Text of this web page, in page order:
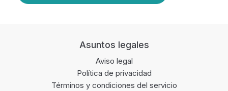
Asuntos legales
Aviso legal
Política de privacidad
Términos y condiciones del servicio